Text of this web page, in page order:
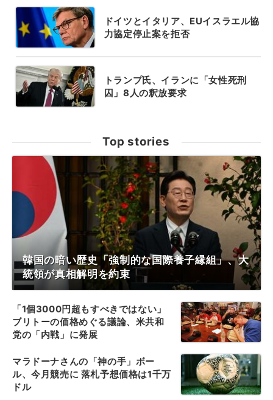
ドイツとイタリア、EUイスラエル協
力協定停止案を拒否
トランプ氏、イランに「女性死刑
囚」8人の釈放要求
Top stories
韓国の暗い歴史「強制的な国際養子縁組」、大
統領が真相解明を約束
「1個3000円超もすべきではない」
ブリトーの価格めぐる議論、米共和
党の「内戦」に発展
マラドーナさんの「神の手」ボー
ル、今月競売に 落札予想価格は1千万
ドル